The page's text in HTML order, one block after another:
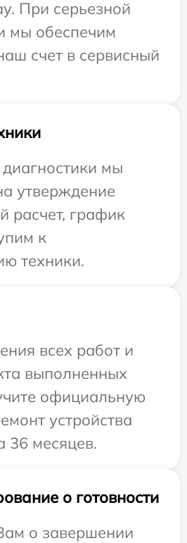
При серьезной
мы обеспечим
счет в сервисный
мы
утверждение
расчет, график
к
техники.
всех работ и
выполненных
официальную
устройства
36 месяцев.
о готовности
о завершении